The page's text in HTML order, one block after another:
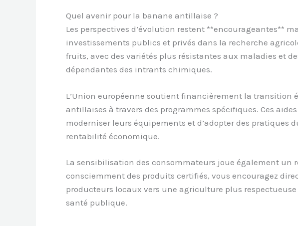
Quel avenir pour la banane antillaise ?
Les perspectives d’évolution restent **encourageantes**
investissements publics et privés dans la recherche
fruits, avec des variétés plus résistantes aux maladies et
dépendantes des intrants chimiques.
L’Union européenne soutient financièrement la transition
antillaises à travers des programmes spécifiques. Ces
moderniser leurs équipements et d’adopter des pratiques
rentabilité économique.
La sensibilisation des consommateurs joue également un
consciemment des produits certifiés, vous encouragez
producteurs locaux vers une agriculture plus
santé publique.